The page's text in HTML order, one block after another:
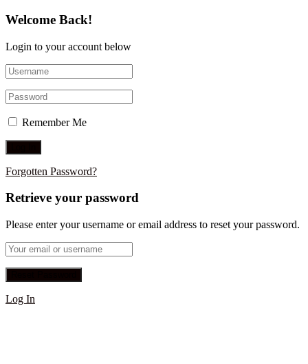
Welcome Back!
Login to your account below
Remember Me
Forgotten Password?
Retrieve your password
Please enter your username or email address to reset your password.
Log In